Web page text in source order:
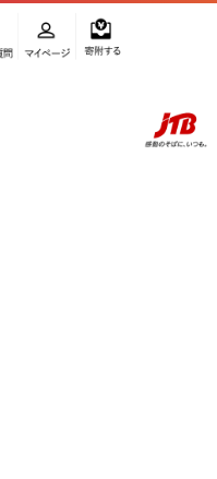
さと納税サイト
特秀2Ｌバラ詰め